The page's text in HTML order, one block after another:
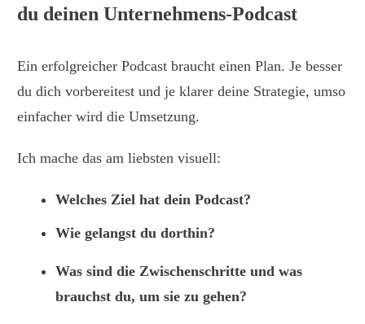
du deinen Unternehmens-Podcast
Ein erfolgreicher Podcast braucht einen Plan. Je besser
du dich vorbereitest und je klarer deine Strategie, umso
einfacher wird die Umsetzung.
Ich mache das am liebsten visuell:
Welches Ziel hat dein Podcast?
Wie gelangst du dorthin?
Was sind die Zwischenschritte und was
brauchst du, um sie zu gehen?